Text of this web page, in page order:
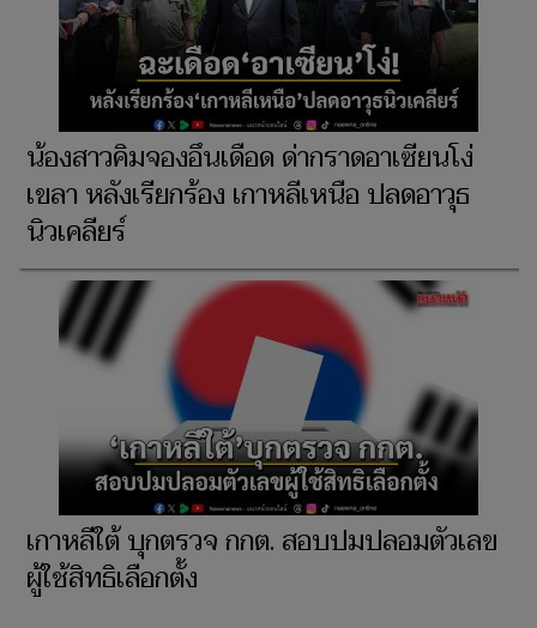
น้องสาวคิมจองอึนเดือด ด่ากราดอาเซียนโง่
เขลา หลังเรียกร้อง เกาหลีเหนือ ปลดอาวุธ
นิวเคลียร์
เกาหลีใต้ บุกตรวจ กกต. สอบปมปลอมตัวเลข
ผู้ใช้สิทธิเลือกตั้ง